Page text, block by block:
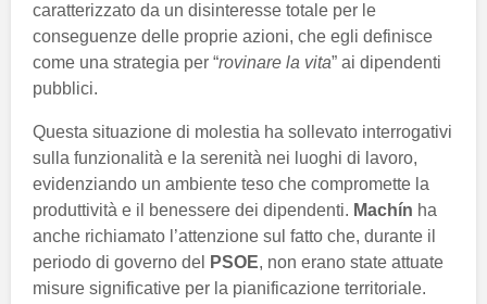
caratterizzato da un disinteresse totale per le
conseguenze delle proprie azioni, che egli definisce
come una strategia per “rovinare la vita” ai dipendenti
pubblici.
Questa situazione di molestia ha sollevato interrogativi
sulla funzionalità e la serenità nei luoghi di lavoro,
evidenziando un ambiente teso che compromette la
produttività e il benessere dei dipendenti. Machín ha
anche richiamato l’attenzione sul fatto che, durante il
periodo di governo del
PSOE, non erano state attuate
misure significative per la pianificazione territoriale.